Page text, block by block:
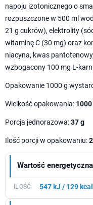
napoju izotonicznego o
rozpuszczone w 500 ml
21 g cukrów), elektrolity
witaminę C (30 mg) oraz
niacyna, kwas
wzbogacony 100 mg L-
Opakowanie 1000 g
Wielkość opakowania:
Porcja jednorazowa:37 g
Ilość porcji w opakowaniu:
Wartość energetyczna
547 kJ / 129 kcal